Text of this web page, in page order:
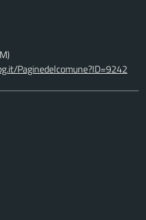
Paginedelcomune?ID=9242